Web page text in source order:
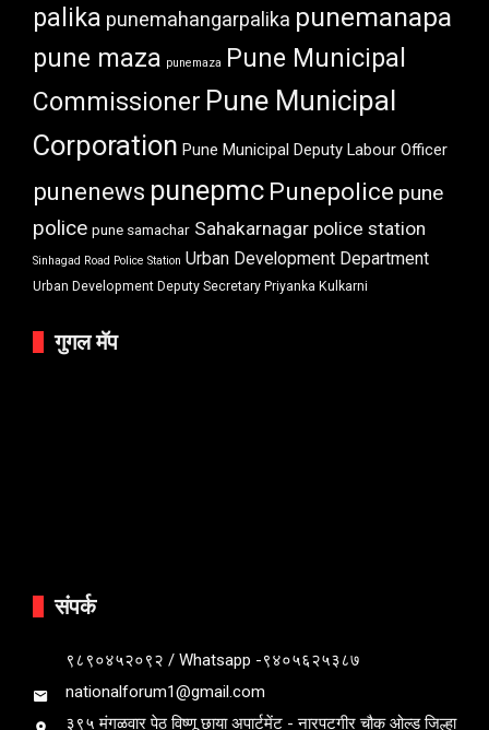
palika punemahangarpalika punemanapa
pune maza punemaza
Pune Municipal
Commissioner Pune Municipal
Corporation Pune Municipal Deputy Labour Officer
punenews punepmc Punepolice pune
police pune samachar Sahakarnagar police station
Sinhagad Road Police Station Urban Development Department
Urban Development Deputy Secretary Priyanka Kulkarni
गुगल मॅप
संपर्क
९८९०४५२०९२ / Whatsapp -९४०५६२५३८७
nationalforum1@gmail.com
३९५ मंगळवार पेठ विष्णू छाया अपार्टमेंट - नारपटगीर चौक ओल्ड जिल्हा